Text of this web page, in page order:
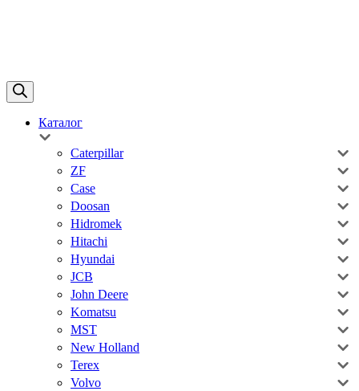
Каталог
Caterpillar
ZF
Case
Doosan
Hidromek
Hitachi
Hyundai
JCB
John Deere
Komatsu
MST
New Holland
Terex
Volvo